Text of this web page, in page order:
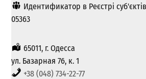
Идентификатор в Реєстрі
05363
65011, г. Одесса
ул. Базарная 76, к. 1
+38 (048) 734-22-77